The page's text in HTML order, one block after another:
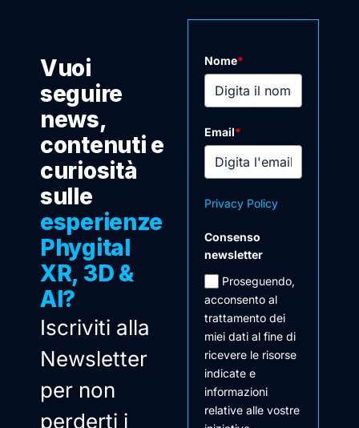
Vuoi
seguire
news,
contenuti e
curiosità
sulle
esperienze
Phygital
XR, 3D &
AI?
Iscriviti alla
Newsletter
per non
perderti i
Nome*
Email*
Privacy Policy
Consenso
newsletter
Proseguendo,
acconsento al
trattamento dei
miei dati al fine di
ricevere le risorse
indicate e
informazioni
relative alle vostre